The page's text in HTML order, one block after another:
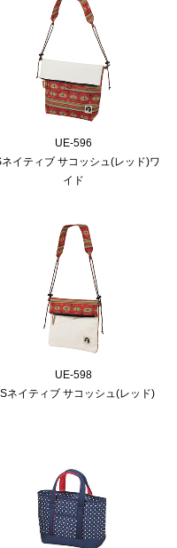
UE-596
イティブ サコッシュ(レッド)ワ
イド
UE-598
ネイティブ サコッシュ(レッド)